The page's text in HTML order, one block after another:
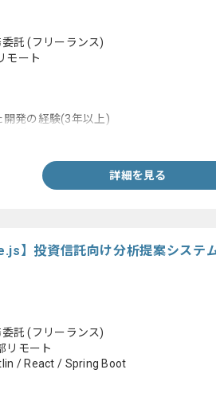
委託(フリーランス)
モート
開発の経験(3年以上)
詳細を見る
】投資信託向け分析提案システ
委託(フリーランス)
リモート
/ React / Spring Boot